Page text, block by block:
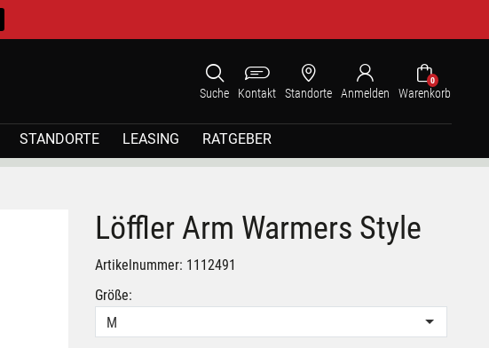
Suche Kontakt Standorte Anmelden
0
Warenkorb
STANDORTE LEASING RATGEBER
Löffler Arm Warmers Style
Artikelnummer: 1112491
Größe:
M